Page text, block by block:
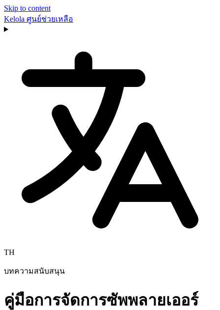
Skip to content
Kelola ศูนย์ช่วยเหลือ
TH
บทความสนับสนุน
คู่มือการจัดการซัพพลายเออร์